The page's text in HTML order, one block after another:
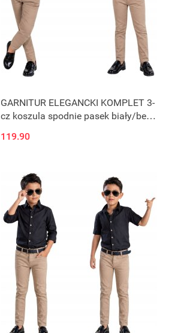
GARNITUR ELEGANCKI KOMPLET 3-
cz koszula spodnie pasek biały/beż
119.90